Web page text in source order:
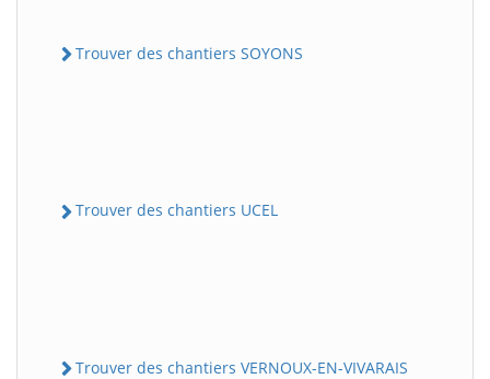
Trouver des chantiers SOYONS
Trouver des chantiers UCEL
Trouver des chantiers VERNOUX-EN-VIVARAIS